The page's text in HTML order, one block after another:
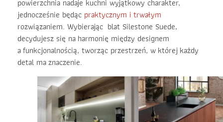
powierzchnia nadaje kuchni wyjątkowy charakter,
jednocześnie będąc praktycznym i trwałym
rozwiązaniem. Wybierając blat Silestone Suede,
decydujesz się na harmonię między designem
a funkcjonalnością, tworząc przestrzeń, w której każdy
detal ma znaczenie.